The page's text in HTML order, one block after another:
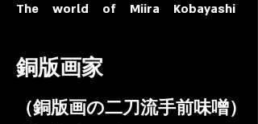
The world of Miira Kobayashi
​銅版画家
​（銅版画の二刀流手前味噌）